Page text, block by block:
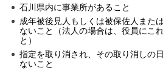
石川県内に事業所があること
成年被後見人もしくは被保佐人また
ないこと（法人の場合は、役員にこ
と）
指定を取り消され、その取り消しの
ないこと